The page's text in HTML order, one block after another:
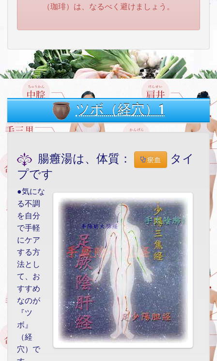
（珈琲）は、なるべく避けましょう。
ツボ（経穴）1
腸癰湯は、体質： 瘀血
タイ
プです
●気にな
る不調
を自分
で手軽
にケア
する方
法とし
て、お
すすめ
なのが
『ツ
ボ』
（経
穴）で